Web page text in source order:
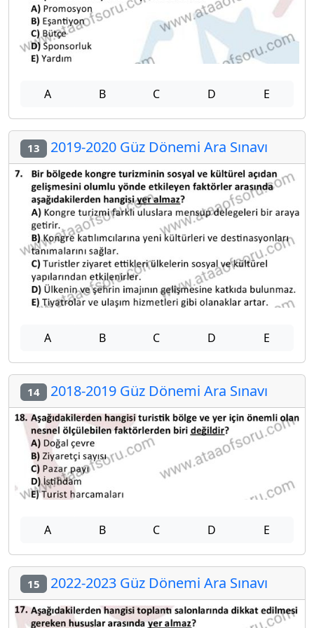
A B C D E
13 2019-2020 Güz Dönemi Ara Sınavı
A B C D E
14 2018-2019 Güz Dönemi Ara Sınavı
A B C D E
15 2022-2023 Güz Dönemi Ara Sınavı